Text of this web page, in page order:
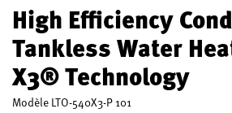
High Efficiency
Tankless Water
X3® Technology
ModèleLTO-540X3-P 101